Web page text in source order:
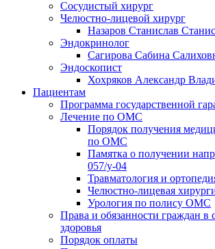
Сосудистый хирург
Челюстно-лицевой хирург
Назаров Станислав
Эндокринолог
Сагирова Сабина
Эндоскопист
Хохряков Александр
Пациентам
Программа государственной
Лечение по ОМС
Порядок получения
по ОМС
Памятка о получении
057/у-04
Травматология и
Челюстно-лицевая
Урология по полису ОМС
Права и обязанности граждан в
здоровья
Порядок оплаты